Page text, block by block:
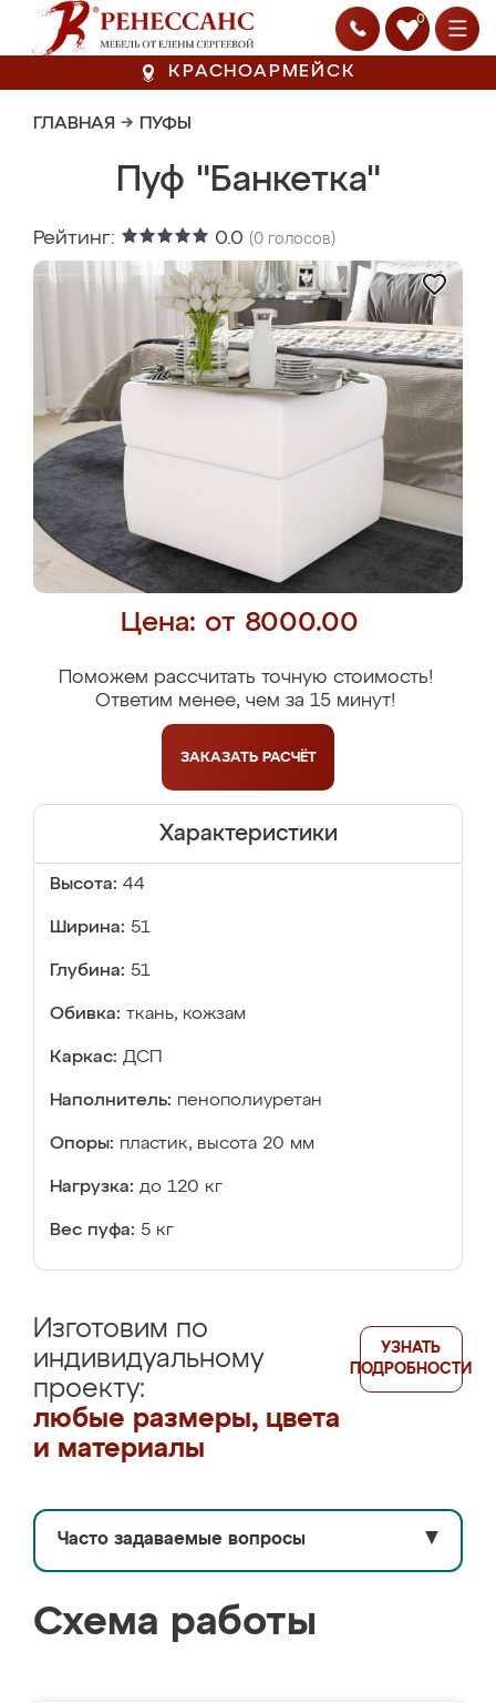
0
КРАСНОАРМЕЙСК
ГЛАВНАЯ → ПУФЫ
Пуф "Банкетка"
Рейтинг: 0.0 (0 голосов)
Цена: от 8000.00
Поможем рассчитать точную стоимость!
Ответим менее, чем за 15 минут!
ЗАКАЗАТЬ РАСЧЁТ
Характеристики
Высота: 44
Ширина: 51
Глубина: 51
Обивка: ткань, кожзам
Каркас: ДСП
Наполнитель: пенополиуретан
Опоры: пластик, высота 20 мм
Нагрузка: до 120 кг
Вес пуфа: 5 кг
Изготовим по
индивидуальному
проекту:
любые размеры, цвета
и материалы
УЗНАТЬ
ПОДРОБНОСТИ
Часто задаваемые вопросы ▼
Схема работы